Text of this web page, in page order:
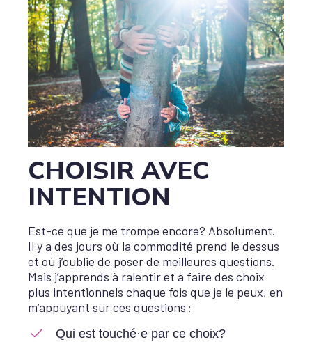
CHOISIR AVEC
INTENTION
Est-ce que je me trompe encore? Absolument.
Il y a des jours où la commodité prend le dessus
et où j’oublie de poser de meilleures questions.
Mais j’apprends à ralentir et à faire des choix
plus intentionnels chaque fois que je le peux, en
m’appuyant sur ces questions :
Qui est touché·e par ce choix?